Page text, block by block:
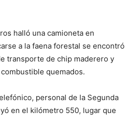
halló una camioneta en
a la faena forestal se encontró
transporte de chip maderero y
quemados.
personal de la Segunda
en el kilómetro 550, lugar que